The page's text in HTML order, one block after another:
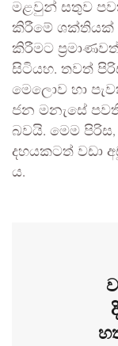
මළවුන් සතුව
කිරීමේ ශක්තියක්
කිරීමට
සිටියහ. තවත්
මෙලොව හා
ජන මනැසේ
බවයි. මෙම
දහයකටත් වඩා
ය.